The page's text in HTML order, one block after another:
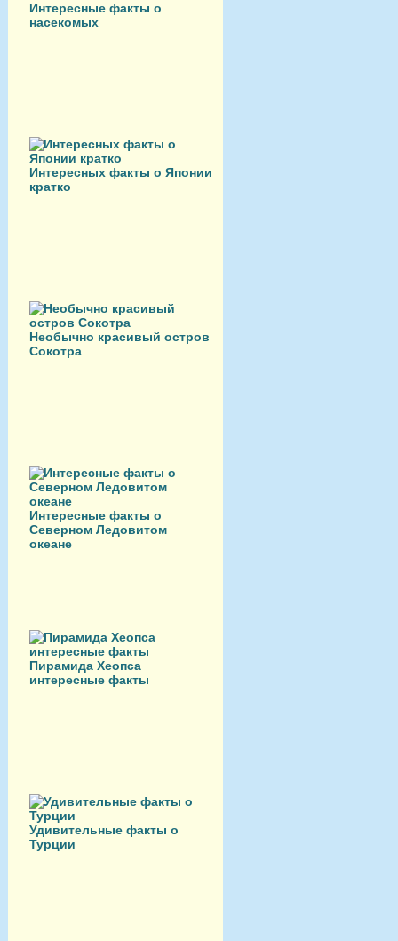
Интересные факты о
насекомых
Интересных факты о Японии
кратко
Необычно красивый остров
Сокотра
Интересные факты о
Северном Ледовитом
океане
Пирамида Хеопса
интересные факты
Удивительные факты о
Турции